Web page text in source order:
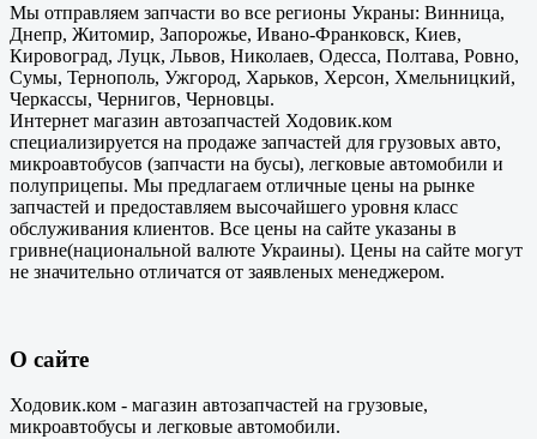
Мы отправляем запчасти во все регионы Украны: Винница,
Днепр, Житомир, Запорожье, Ивано-Франковск, Киев,
Кировоград, Луцк, Львов, Николаев, Одесса, Полтава, Ровно,
Сумы, Тернополь, Ужгород, Харьков, Херсон, Хмельницкий,
Черкассы, Чернигов, Черновцы.
Интернет магазин автозапчастей Ходовик.ком
специализируется на продаже запчастей для грузовых авто,
микроавтобусов (запчасти на бусы), легковые автомобили и
полуприцепы. Мы предлагаем отличные цены на рынке
запчастей и предоставляем высочайшего уровня класс
обслуживания клиентов. Все цены на сайте указаны в
гривне(национальной валюте Украины). Цены на сайте могут
не значительно отличатся от заявленых менеджером.
О сайте
Ходовик.ком - магазин автозапчастей на грузовые,
микроавтобусы и легковые автомобили.